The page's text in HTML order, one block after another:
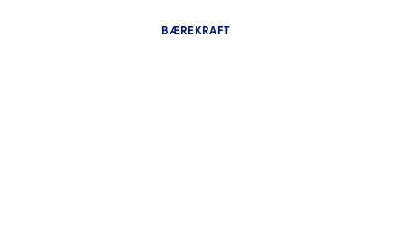
BÆREKRAFT